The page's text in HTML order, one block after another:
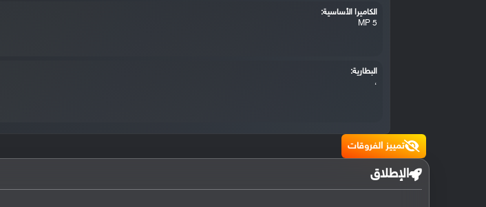
الكاميرا الأساسية:
5 MP
البطارية:
،
تمييز الفروقات
الإطلاق